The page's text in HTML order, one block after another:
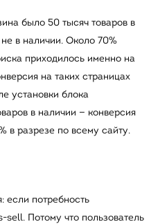
было 50 тысяч товаров в
в наличии. Около 70%
приходилось именно на
на таких страницах
установки блока
в наличии — конверсия
в разрезе по всему сайту.
если потребность
Потому что пользователь